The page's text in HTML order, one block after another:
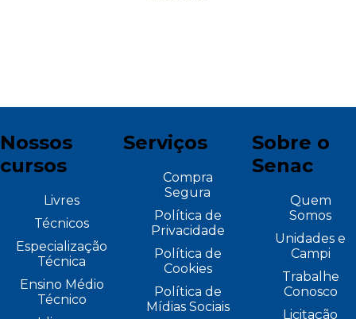
Nossos
cursos
Livres
Técnicos
Especialização
Técnica
Ensino Médio
Técnico
Serviços
Compra
Segura
Política de
Privacidade
Política de
Cookies
Política de
Mídias Sociais
Sobre o
Senac
Quem
Somos
Unidades e
Campi
Trabalhe
Conosco
Licitação